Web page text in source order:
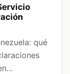
qué